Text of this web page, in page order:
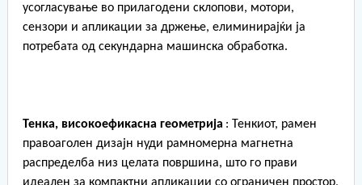
усогласување во прилагодени склопови, мотори,
сензори и апликации за држење, елиминирајќи ја
потребата од секундарна машинска обработка.
Тенка, високоефикасна геометрија : Тенкиот, рамен
правоаголен дизајн нуди рамномерна магнетна
распределба низ целата површина, што го прави
идеален за компактни апликации со ограничен простор,